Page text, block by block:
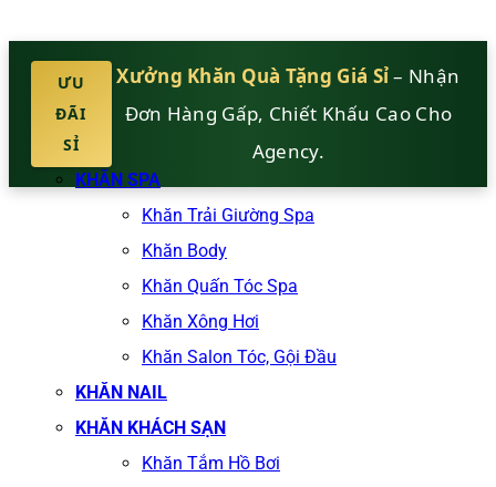
KHĂN SPA
Khăn Trải Giường Spa
Khăn Body
Khăn Quấn Tóc Spa
Khăn Xông Hơi
Khăn Salon Tóc, Gội Đầu
KHĂN NAIL
KHĂN KHÁCH SẠN
Khăn Tắm Hồ Bơi
ƯU
ĐÃI
SỈ
Xưởng Khăn Quà Tặng Giá Sỉ– Nhận
Đơn Hàng Gấp, Chiết Khấu Cao Cho
Agency.